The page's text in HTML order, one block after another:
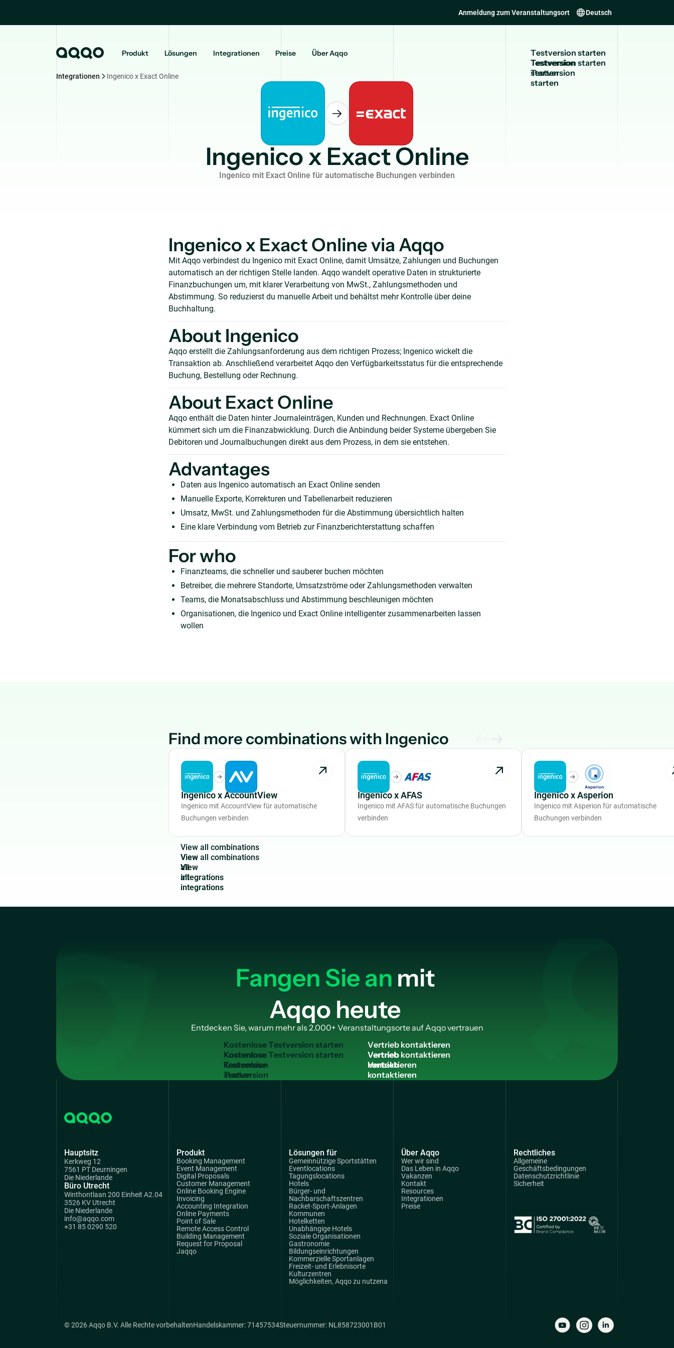
Anmeldung zum Veranstaltungsort Deutsch
Produkt Lösungen Integrationen Preise Über Aqqo Testversionstarten
Testversion
starten
Integrationen Ingenico x Exact Online
Ingenico x Exact Online
Ingenico mit Exact Online für automatische Buchungen verbinden
Ingenico x Exact Online via Aqqo
Mit Aqqo verbindest du Ingenico mit Exact Online, damit Umsätze, Zahlungen und Buchungen
automatisch an der richtigen Stelle landen. Aqqo wandelt operative Daten in strukturierte
Finanzbuchungen um, mit klarer Verarbeitung von MwSt., Zahlungsmethoden und
Abstimmung. So reduzierst du manuelle Arbeit und behältst mehr Kontrolle über deine
Buchhaltung.
About Ingenico
Aqqo erstellt die Zahlungsanforderung aus dem richtigen Prozess; Ingenico wickelt die
Transaktion ab. Anschließend verarbeitet Aqqo den Verfügbarkeitsstatus für die entsprechende
Buchung, Bestellung oder Rechnung.
About Exact Online
Aqqo enthält die Daten hinter Journaleinträgen, Kunden und Rechnungen. Exact Online
kümmert sich um die Finanzabwicklung. Durch die Anbindung beider Systeme übergeben Sie
Debitoren und Journalbuchungen direkt aus dem Prozess, in dem sie entstehen.
Advantages
Daten aus Ingenico automatisch an Exact Online senden
Manuelle Exporte, Korrekturen und Tabellenarbeit reduzieren
Umsatz, MwSt. und Zahlungsmethoden für die Abstimmung übersichtlich halten
Eine klare Verbindung vom Betrieb zur Finanzberichterstattung schaffen
For who
Finanzteams, die schneller und sauberer buchen möchten
Betreiber, die mehrere Standorte, Umsatzströme oder Zahlungsmethoden verwalten
Teams, die Monatsabschluss und Abstimmung beschleunigen möchten
Organisationen, die Ingenico und Exact Online intelligenter zusammenarbeiten lassen
wollen
Find more combinations with Ingenico
Ingenico x AccountView
Ingenico mit AccountView für automatische
Buchungen verbinden
Ingenico x AFAS
Ingenico mit AFAS für automatische Buchungen
verbinden
Ingenico x Asperion
Ingenico mit Asperion für automatische
Buchungen verbinden
View all combinations
View
all
integrations
Fangen Sie an mit
Aqqo heute
Entdecken Sie, warum mehr als 2.000+ Veranstaltungsorte auf Aqqo vertrauen
KostenloseTestversion starten
Kostenlose
Testversion
starten
Vertriebkontaktieren
Vertrieb
kontaktieren
Hauptsitz
Kerkweg 12
7561 PT Deurningen
Die Niederlande
Büro Utrecht
Winthontlaan 200 Einheit A2.04
3526 KV Utrecht
Die Niederlande
info@aqqo.com
+31 85 0290 520
Produkt
Booking Management
Event Management
Digital Proposals
Customer Management
Online Booking Engine
Invoicing
Accounting Integration
Online Payments
Point of Sale
Remote Access Control
Building Management
Request for Proposal
Jaqqo
Lösungen für
Gemeinnützige Sportstätten
Eventlocations
Tagungslocations
Hotels
Bürger- und
Nachbarschaftszentren
Racket-Sport-Anlagen
Kommunen
Hotelketten
Unabhängige Hotels
Soziale Organisationen
Gastronomie
Bildungseinrichtungen
Kommerzielle Sportanlagen
Freizeit- und Erlebnisorte
Kulturzentren
Möglichkeiten, Aqqo zu nutzena
Über Aqqo
Wer wir sind
Das Leben in Aqqo
Vakanzen
Kontakt
Resources
Integrationen
Preise
Rechtliches
Allgemeine
Geschäftsbedingungen
Datenschutzrichtlinie
Sicherheit
© 2026 Aqqo B.V. Alle Rechte vorbehaltenHandelskammer: 71457534Steuernummer: NL858723001B01